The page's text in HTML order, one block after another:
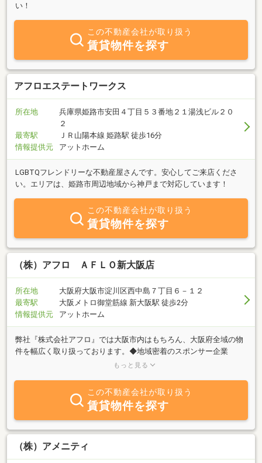
い！
この不動産会社が取り扱う
賃貸物件を探す
アフロエステートワークス
所在地
兵庫県姫路市安田４丁目５３番地２１湯浅ビル２０
２
最寄駅
ＪＲ山陽本線 姫路駅 徒歩16分
情報提供元
アットホーム
LGBTQフレンドリーな不動産屋さんです。安心してご来店くださ
い。エリアは、姫路市周辺地域から神戸まで対応しています！
この不動産会社が取り扱う
賃貸物件を探す
（株）アフロ ＡＦＬＯ新大阪店
所在地
大阪府大阪市淀川区西中島７丁目６－１２
最寄駅
大阪メトロ御堂筋線 新大阪駅 徒歩2分
情報提供元
アットホーム
弊社『株式会社アフロ』では大阪市内はもちろん、大阪府全域の物
件を幅広く取り扱っております。◆地域密着のスポンサー企業
━━━━━━━━━━━━━━━━━オリックス・バファローズ／
ー/パートナー企業として、地域に根差した安心と信頼のサービスを
ご提供しております。◆アフターフォローも充実
━━━━━━━━━━━━━━━━━ご契約後のアフターサービス
にも特に力を入れており、入居後のお困りごとや各種ご相談にも迅
速に対応いたします。生涯にわたり安心してお任せいただける体制
を整えております。◆顧客満足度を追求した不動産会社
もっと見る
この不動産会社が取り扱う
賃貸物件を探す
（株）アメニティ